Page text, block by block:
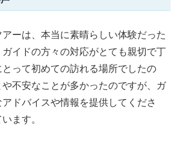
ーは、本当に素晴らしい体験だった
イドの方々の対応がとても親切で丁
って初めての訪れる場所でしたの
不安なことが多かったのですが、ガ
ドバイスや情報を提供してくださ
ます。